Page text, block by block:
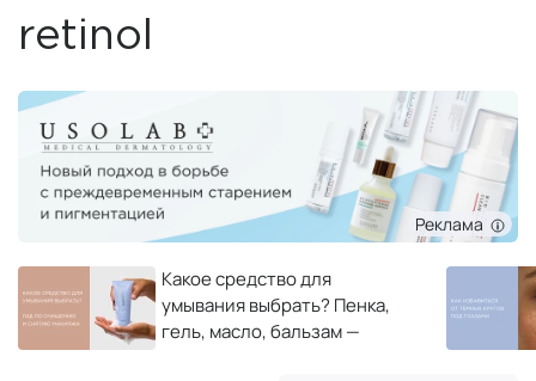
retinol
Реклама
Какое средство для
умывания выбрать? Пенка,
гель, масло, бальзам —